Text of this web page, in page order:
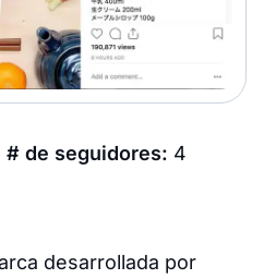
# de seguidores: 4
desarrollada por